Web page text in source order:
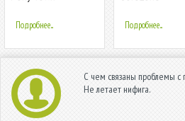
Подробнее... Подробнее...
С чем связаны проблемы
Не летает нифига.